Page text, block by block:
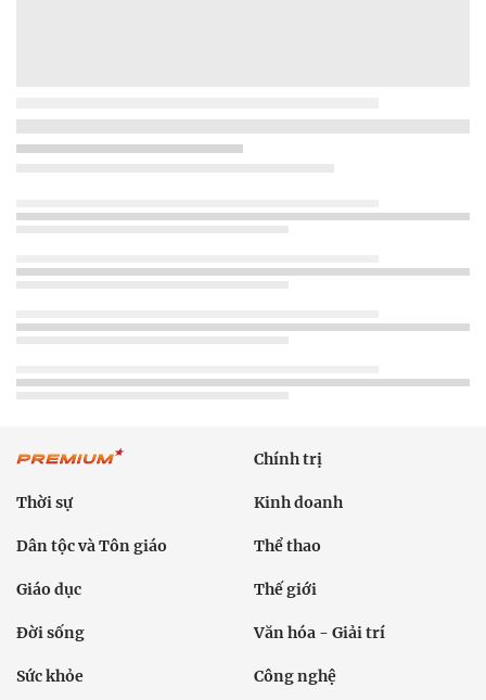
Chính trị
Thời sự Kinh doanh
Dân tộc và Tôn giáo Thể thao
Giáo dục Thế giới
Đời sống Văn hóa - Giải trí
Sức khỏe Công nghệ